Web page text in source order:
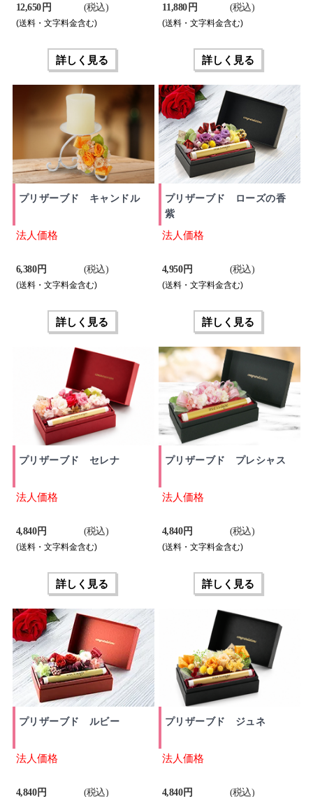
12,650 円 (税込)
(送料・文字料金含む)
詳しく見る
11,880 円 (税込)
(送料・文字料金含む)
詳しく見る
プリザーブド キャンドル
法人価格
6,380 円 (税込)
(送料・文字料金含む)
詳しく見る
プリザーブド ローズの香
紫
法人価格
4,950 円 (税込)
(送料・文字料金含む)
詳しく見る
プリザーブド セレナ
法人価格
4,840 円 (税込)
(送料・文字料金含む)
詳しく見る
プリザーブド プレシャス
法人価格
4,840 円 (税込)
(送料・文字料金含む)
詳しく見る
プリザーブド ルビー
法人価格
4,840 円 (税込)
プリザーブド ジュネ
法人価格
4,840 円 (税込)